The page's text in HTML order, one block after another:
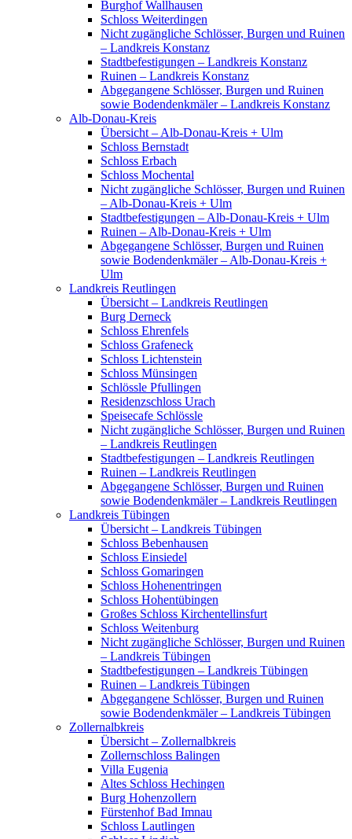
Burghof Wallhausen
Schloss Weiterdingen
Nicht zugängliche Schlösser, Burgen und Ruinen
– Landkreis Konstanz
Stadtbefestigungen – Landkreis Konstanz
Ruinen – Landkreis Konstanz
Abgegangene Schlösser, Burgen und Ruinen
sowie Bodendenkmäler – Landkreis Konstanz
Alb-Donau-Kreis
Übersicht – Alb-Donau-Kreis + Ulm
Schloss Bernstadt
Schloss Erbach
Schloss Mochental
Nicht zugängliche Schlösser, Burgen und Ruinen
– Alb-Donau-Kreis + Ulm
Stadtbefestigungen – Alb-Donau-Kreis + Ulm
Ruinen – Alb-Donau-Kreis + Ulm
Abgegangene Schlösser, Burgen und Ruinen
sowie Bodendenkmäler – Alb-Donau-Kreis +
Ulm
Landkreis Reutlingen
Übersicht – Landkreis Reutlingen
Burg Derneck
Schloss Ehrenfels
Schloss Grafeneck
Schloss Lichtenstein
Schloss Münsingen
Schlössle Pfullingen
Residenzschloss Urach
Speisecafe Schlössle
Nicht zugängliche Schlösser, Burgen und Ruinen
– Landkreis Reutlingen
Stadtbefestigungen – Landkreis Reutlingen
Ruinen – Landkreis Reutlingen
Abgegangene Schlösser, Burgen und Ruinen
sowie Bodendenkmäler – Landkreis Reutlingen
Landkreis Tübingen
Übersicht – Landkreis Tübingen
Schloss Bebenhausen
Schloss Einsiedel
Schloss Gomaringen
Schloss Hohenentringen
Schloss Hohentübingen
Großes Schloss Kirchentellinsfurt
Schloss Weitenburg
Nicht zugängliche Schlösser, Burgen und Ruinen
– Landkreis Tübingen
Stadtbefestigungen – Landkreis Tübingen
Ruinen – Landkreis Tübingen
Abgegangene Schlösser, Burgen und Ruinen
sowie Bodendenkmäler – Landkreis Tübingen
Zollernalbkreis
Übersicht – Zollernalbkreis
Zollernschloss Balingen
Villa Eugenia
Altes Schloss Hechingen
Burg Hohenzollern
Fürstenhof Bad Imnau
Schloss Lautlingen